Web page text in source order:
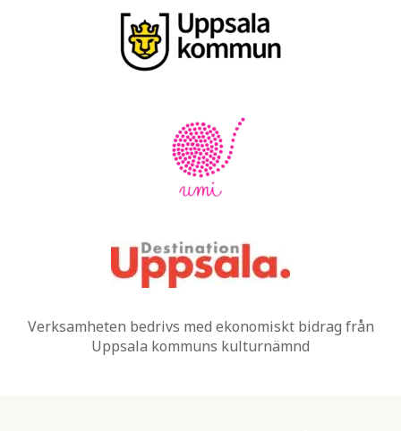
Verksamheten bedrivs med ekonomiskt bidrag från
Uppsala kommuns kulturnämnd